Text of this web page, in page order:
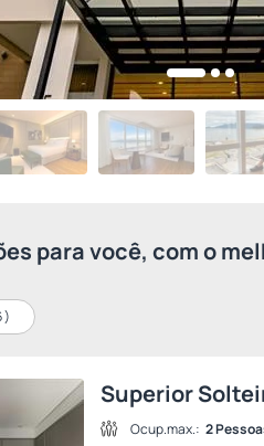
para você, com o
)
Superior
Ocup.max.: 2